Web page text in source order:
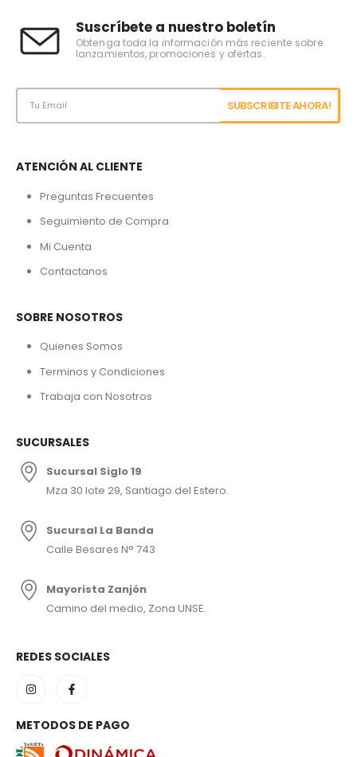
Suscríbete a nuestro boletín
Obtenga toda la información más reciente sobre
lanzamientos, promociones y ofertas.
ATENCIÓN AL CLIENTE
Preguntas Frecuentes
Seguimiento de Compra
Mi Cuenta
Contactanos
SOBRE NOSOTROS
Quienes Somos
Terminos y Condiciones
Trabaja con Nosotros
SUCURSALES
Sucursal Siglo 19
Mza 30 lote 29, Santiago del Estero.
Sucursal La Banda
Calle Besares N° 743
Mayorista Zanjón
Camino del medio, Zona UNSE.
REDES SOCIALES
METODOS DE PAGO